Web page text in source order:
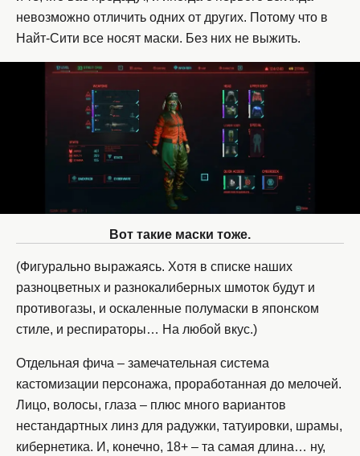
невозможно отличить одних от других. Потому что в
Найт-Сити все носят маски. Без них не выжить.
Вот такие маски тоже.
(Фигурально выражаясь. Хотя в списке наших
разноцветных и разнокалиберных шмоток будут и
противогазы, и оскаленные полумаски в японском
стиле, и респираторы… На любой вкус.)
Отдельная фича – замечательная система
кастомизации персонажа, проработанная до мелочей.
Лицо, волосы, глаза – плюс много вариантов
нестандартных линз для радужки, татуировки, шрамы,
кибернетика. И, конечно, 18+ – та самая длина… ну,